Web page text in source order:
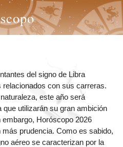
del signo de Libra
con sus carreras.
este año será
que utilizarán su gran ambición
Horóscopo 2026
prudencia. Como es sabido,
aéreo se caracterizan por la